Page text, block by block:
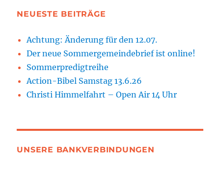
NEUESTE BEITRÄGE
Achtung: Änderung für den 12.07.
Der neue Sommergemeindebrief ist online!
Sommerpredigtreihe
Action-Bibel Samstag 13.6.26
Christi Himmelfahrt – Open Air 14 Uhr
UNSERE BANKVERBINDUNGEN